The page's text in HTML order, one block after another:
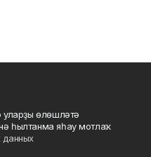
уларҙы өлөшләтә
һылтанма яһау мотлаҡ.
данных